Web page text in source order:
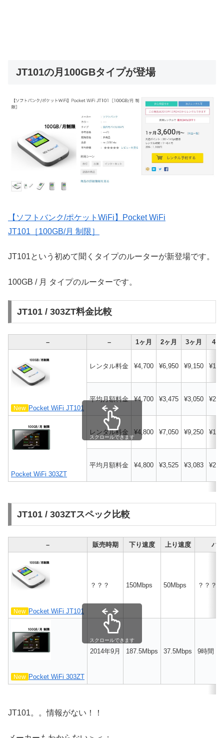
JT101の月100GBタイプが登場
【ソフトバンク/ポケットWiFi】Pocket WiFi
JT101［100GB/月 制限］
JT101という初めて聞くタイプのルーターが新登場です。
100GB / 月 タイプのルーターです。
JT101 / 303ZT料金比較
– – 1ヶ月 2ヶ月 3ヶ月 4ヶ
New Pocket WiFi JT101
レンタル料金 ¥4,700 ¥6,950 ¥9,150
平均月額料金 ¥4,700 ¥3,475 ¥3,050
Pocket WiFi 303ZT
レンタル料金 ¥4,800 ¥7,050 ¥9,250
平均月額料金 ¥4,800 ¥3,525 ¥3,083
スクロールできます
JT101 / 303ZTスペック比較
– 販売時期 下り速度 上り速度 バ
New Pocket WiFi JT101
？？？ 150Mbps 50Mbps ？？？
New Pocket WiFi 303ZT
2014年9月 187.5Mbps 37.5Mbps 9時間（
スクロールできます
JT101。。情報がない！！